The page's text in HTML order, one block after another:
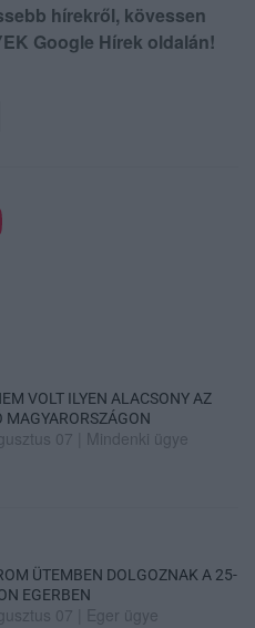
hírekről, kövessen
Google Hírek oldalán!
VOLT ILYEN ALACSONY AZ
MAGYARORSZÁGON
07 Mindenki ügye
ÜTEMBEN DOLGOZNAK A 25-
EGERBEN
07 Eger ügye